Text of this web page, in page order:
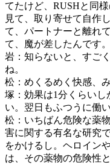
てたけど、RUSHと同
見て、取り寄せて自作
て、パートナーと離れ
て、魔が差したんです。
岩：知らないと、すご
ね。
松：めくるめく快感、み
塚：効果は1分くらい
い。翌日もふつうに働い
松：いちばん危険な薬
害に関する有名な研究
をかけるし。ヘロイン
は、その薬物の危険性